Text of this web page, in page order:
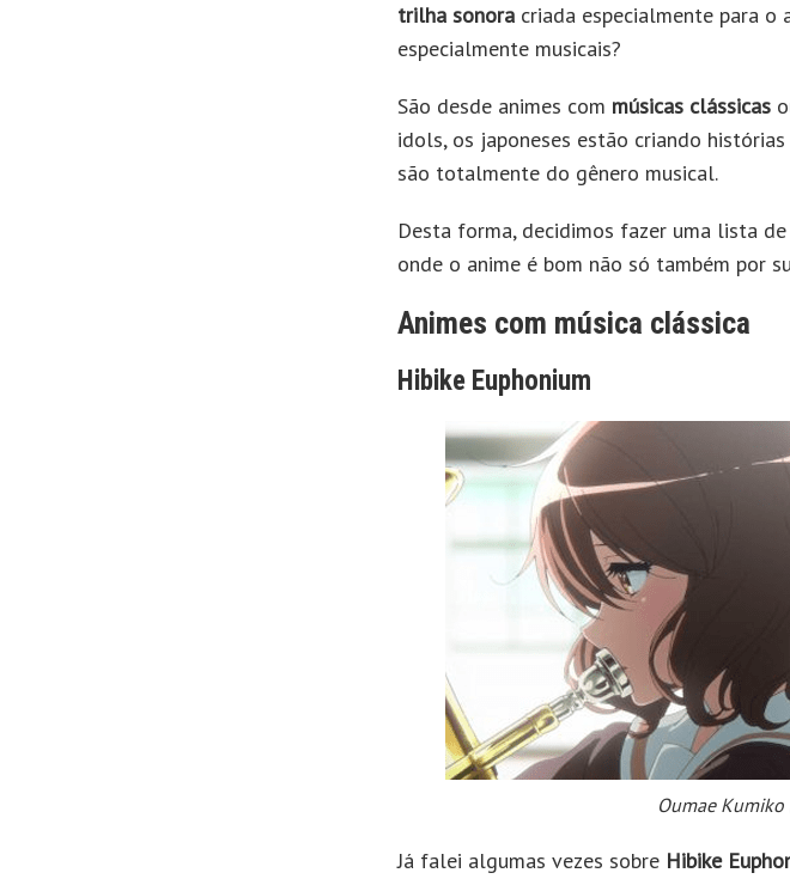
trilha sonora criada especialmente para o
especialmente musicais?
São desde animes com músicas clássicas
idols, os japoneses estão criando
são totalmente do gênero musical.
Desta forma, decidimos fazer uma lista
onde o anime é bom não só também por
Animes com música clássica
Hibike Euphonium
Oumae
Já falei algumas vezes sobre Hibike